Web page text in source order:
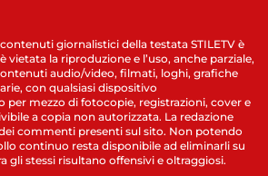
giornalistici della testata STILETV è
vietata la riproduzione e l’uso, anche parziale,
audio/video, filmati, loghi, grafiche
con qualsiasi dispositivo
per mezzo di fotocopie, registrazioni, cover e
a copia non autorizzata. La redazione
commenti presenti sul sito. Non potendo
continuo resta disponibile ad eliminarli su
gli stessi risultano offensivi e oltraggiosi.